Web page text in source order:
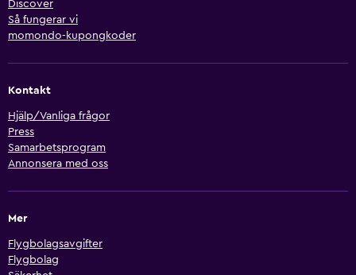
Discover
Så fungerar vi
momondo-kupongkoder
Kontakt
Hjälp/Vanliga frågor
Press
Samarbetsprogram
Annonsera med oss
Mer
Flygbolagsavgifter
Flygbolag